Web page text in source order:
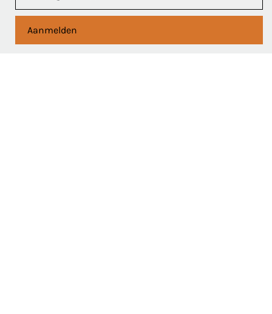
Aanmelden